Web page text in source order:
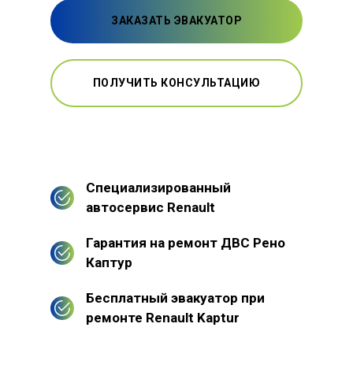
ЗАКАЗАТЬ ЭВАКУАТОР
ПОЛУЧИТЬ КОНСУЛЬТАЦИЮ
Специализированный
автосервис Renault
Гарантия на ремонт ДВС Рено
Каптур
Бесплатный эвакуатор при
ремонте Renault Kaptur